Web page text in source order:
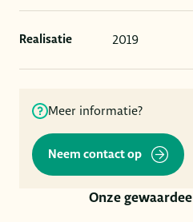
Realisatie 2019
Meer informatie?
Neem contact op
Onze